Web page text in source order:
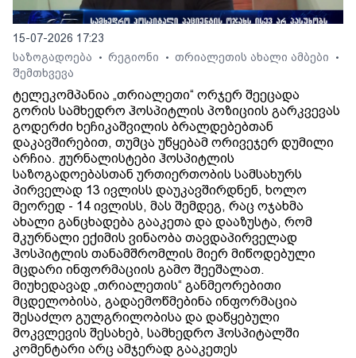
15-07-2026 17:23
საზოგადოება
• რეგიონი • თრიალეთის ახალი ამბები •
შემთხვევა
ტელეკომპანია „თრიალეთი“ ორჯერ შეეცადა
გორის სამხედრო ჰოსპიტლის პოზიციის გარკვევას
გოდერძი ხეჩიკაშვილის ბრალდებებთან
დაკავშირებით, თუმცა უწყებამ ორივეჯერ დუმილი
არჩია. ჟურნალისტები ჰოსპიტლის
საზოგადოებასთან ურთიერთობის სამსახურს
პირველად 13 ივლისს დაუკავშირდნენ, ხოლო
მეორედ - 14 ივლისს, მას შემდეგ, რაც ოჯახმა
ახალი განცხადება გააკეთა და დააზუსტა, რომ
მკურნალი ექიმის ვინაობა თავდაპირველად
ჰოსპიტლის თანამშრომლის მიერ მიწოდებული
მცდარი ინფორმაციის გამო შეეშალათ.
მიუხედავად „თრიალეთის“ განმეორებითი
მცდელობისა, გადაემოწმებინა ინფორმაცია
შესაძლო გულგრილობისა და დაწყებული
მოკვლევის შესახებ, სამხედრო ჰოსპიტალში
კომენტარი არც ამჯერად გააკეთეს